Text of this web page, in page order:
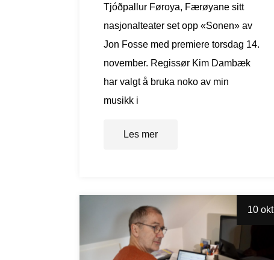
Tjóðpallur Føroya, Færøyane sitt
nasjonalteater set opp «Sonen» av
Jon Fosse med premiere torsdag 14.
november. Regissør Kim Dambæk
har valgt å bruka noko av min
musikk i
Les mer
10 okt